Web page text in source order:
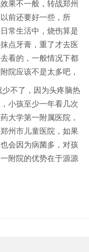
果不一般，转战郑州
前还要好一些，所
常生活中，烧伤算是
点牙膏，重了才去医
看的，一般情况下都
院应该不是太多吧，
不了，因为头疼脑热
小孩至少一年看几次
大学第一附属医院，
州市儿童医院，如果
会因为病菌多，对孩
附院的优势在于源源